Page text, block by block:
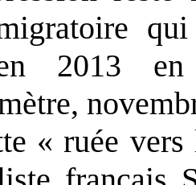
2013 en
«ruée